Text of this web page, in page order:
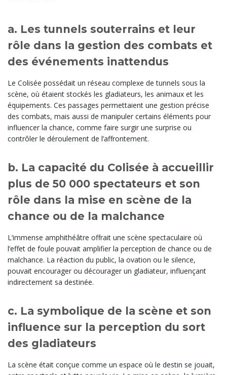
a. Les tunnels souterrains et leur
rôle dans la gestion des combats et
des événements inattendus
Le Colisée possédait un réseau complexe de tunnels sous la
scène, où étaient stockés les gladiateurs, les animaux et les
équipements. Ces passages permettaient une gestion précise
des combats, mais aussi de manipuler certains éléments pour
influencer la chance, comme faire surgir une surprise ou
contrôler le déroulement de l’affrontement.
b. La capacité du Colisée à accueillir
plus de 50 000 spectateurs et son
rôle dans la mise en scène de la
chance ou de la malchance
L’immense amphithéâtre offrait une scène spectaculaire où
l’effet de foule pouvait amplifier la perception de chance ou de
malchance. La réaction du public, la ovation ou le silence,
pouvait encourager ou décourager un gladiateur, influençant
indirectement sa destinée.
c. La symbolique de la scène et son
influence sur la perception du sort
des gladiateurs
La scène était conçue comme un espace où le destin se jouait,